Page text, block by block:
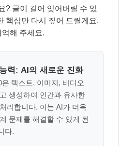
다.
가속화: 의료부터 콘
2.0의 멀티모달 기능은
서 전에 없던 효율성과 새
잠재력을 가지고 있습니
임감 있는 활용의 중요